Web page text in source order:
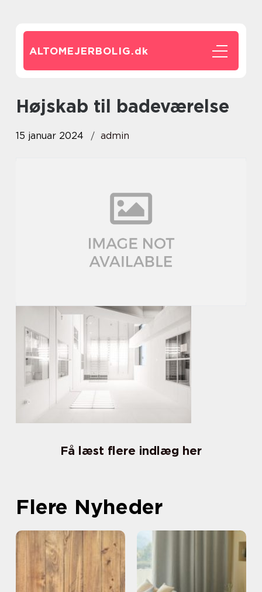
ALTOMEJERBOLIG.dk
højskab til badeværelse
15 januar 2024 admin
Få læst flere indlæg her
Flere Nyheder